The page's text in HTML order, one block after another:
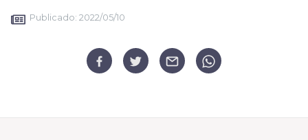
Publicado: 2022/05/10